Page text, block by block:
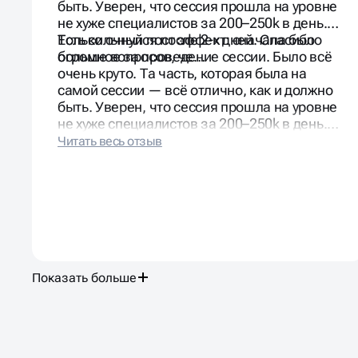
быть. Уверен, что сессия прошла на уровне
не хуже специалистов за 200–250k в день.
Есть сильный пост эффект: сначала было
больше вопросов, че…
Только очнулся после 2-х дней. Спасибо
огромное за проведение сессии. Было всё
очень круто. Та часть, которая была на
самой сессии — всё отлично, как и должно
быть. Уверен, что сессия прошла на уровне
не хуже специалистов за 200–250k в день.
Есть сильный пост эффект: сначала было
Показать больше